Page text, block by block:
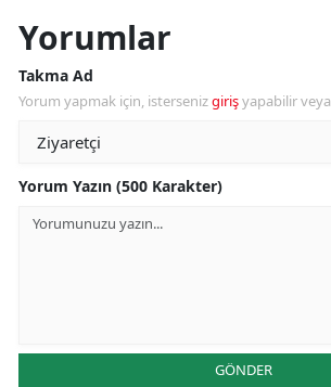
Yorumlar
Takma Ad
Yorum yapmak için, istersenizgirişyapabilir veya
Yorum Yazın (500 Karakter)
GÖNDER